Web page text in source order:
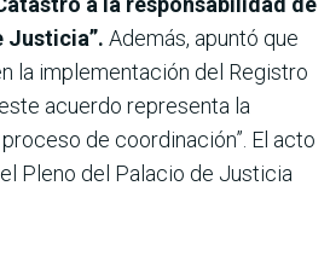
Justicia”. Además, apuntó que
la implementación del Registro
acuerdo representa la
de coordinación”. El acto
Pleno del Palacio de Justicia